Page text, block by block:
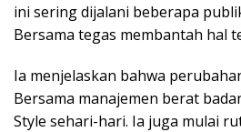
ini sering dijalani beberapa
Bersama tegas membantah hal
Ia menjelaskan bahwa
Bersama manajemen berat
Style sehari-hari. Ia juga mulai